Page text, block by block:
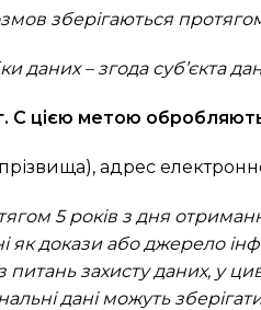
зберігаються
– згода суб’єкта
С цією метою
адрес
5 років з дня
як докази або джерело
захисту даних, у
дані можуть